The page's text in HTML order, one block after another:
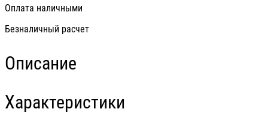
Оплата наличными
Безналичный расчет
Описание
Характеристики